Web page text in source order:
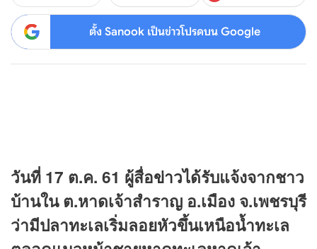
ตั้ง Sanook เป็นข่าวโปรดบน Google
วันที่ 17 ต.ค. 61 ผู้สื่อข่าวได้รับแจ้งจากชาว
บ้านใน ต.หาดเจ้าสำราญ อ.เมือง จ.เพชรบุรี
ว่ามีปลาทะเลเริ่มลอยหัวขึ้นเหนือน้ำทะเล